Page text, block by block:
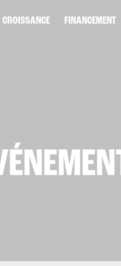
CROISSANCE FINANCEMENT